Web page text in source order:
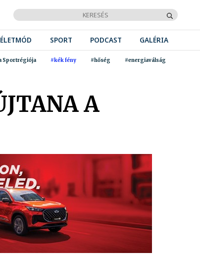
ÉLETMÓD SPORT PODCAST GALÉRIA
Sportrégiója #kék fény #hőség #energiaválság
A